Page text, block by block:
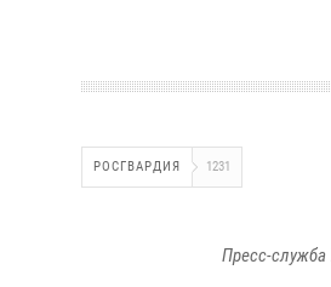
РОСГВАРДИЯ 1231
Пресс-служба